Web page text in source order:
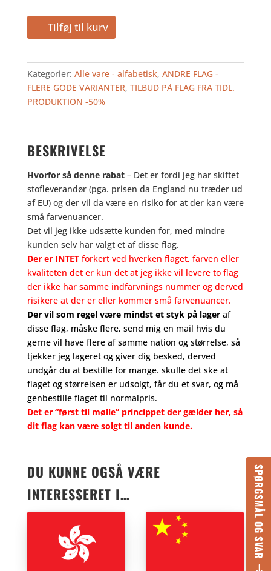
SPØRGSMÅL OG SVAR
790,00
kr..
SYDKOREA
125
TILBUD
antal
Tilføj til kurv
Kategorier: Alle vare - alfabetisk, ANDRE FLAG -
FLERE GODE VARIANTER, TILBUD PÅ FLAG FRA TIDL.
PRODUKTION -50%
BESKRIVELSE
Hvorfor så denne rabat– Det er fordi jeg har skiftet
stofleverandør (pga. prisen da England nu træder ud
af EU) og der vil da være en risiko for at der kan være
små farvenuancer.
Det vil jeg ikke udsætte kunden for, med mindre
kunden selv har valgt et af disse flag.
Der er INTETforkert ved hverken flaget, farven eller
kvaliteten det er kun det at jeg ikke vil levere to flag
der ikke har samme indfarvnings nummer og derved
risikere at der er eller kommer små farvenuancer.
Der vil som regel være mindst et styk på lageraf
disse flag, måske flere, send mig en mail hvis du
gerne vil have flere af samme nation og størrelse, så
tjekker jeg lageret og giver dig besked, derved
undgår du at bestille for mange. skulle det ske at
flaget og størrelsen er udsolgt, får du et svar, og må
genbestille flaget til normalpris.
Det er “først til mølle” princippet der gælder her, så
dit flag kan være solgt til anden kunde.
DU KUNNE OGSÅ VÆRE
INTERESSERET I…